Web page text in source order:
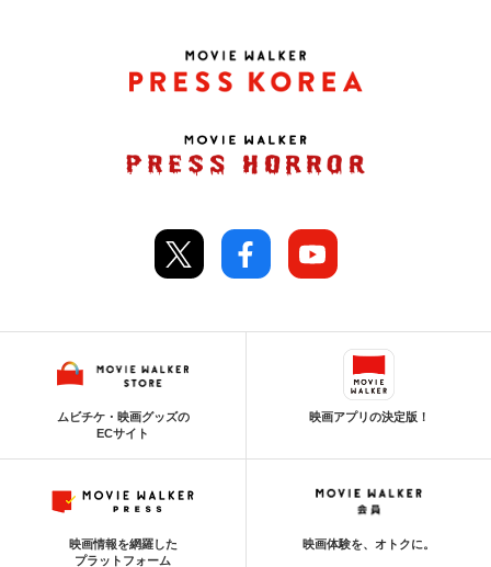
ムビチケ・映画グッズの
ECサイト
映画アプリの決定版！
映画情報を網羅した
プラットフォーム
映画体験を、オトクに。